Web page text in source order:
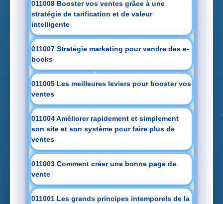
011008 Booster vos ventes grâce à une
stratégie de tarification et de valeur
intelligente
011007 Stratégie marketing pour vendre des e-
books
011005 Les meilleures leviers pour booster vos
ventes
011004 Améliorer rapidement et simplement
son site et son système pour faire plus de
ventes
011003 Comment créer une bonne page de
vente
011001 Les grands principes intemporels de la